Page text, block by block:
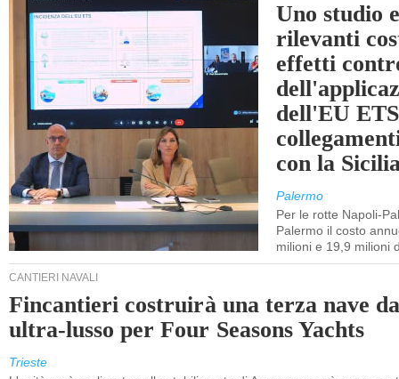
Uno studio
rilevanti
effetti
dell'EU
con la
Palermo
Per le rotte Napoli-
Palermo il costo
milioni e 19,9 milioni
CANTIERI NAVALI
Fincantieri costruirà una terza nave
ultra-lusso per Four Seasons Yachts
Trieste